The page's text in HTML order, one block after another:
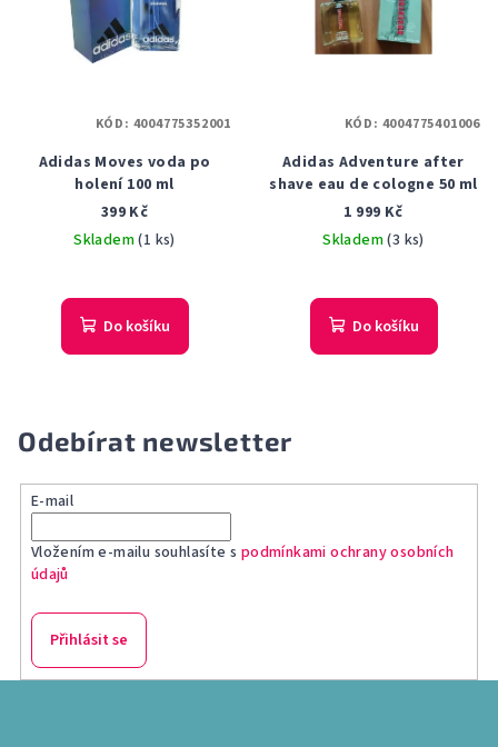
Adidas Moves voda po
holení 100 ml
399 Kč
Skladem(1 ks)
hodnocení
produktu
hvězdiček.
Do košíku
KÓD: 4004775352001
Adidas Adventure after
shave eau de cologne 50 ml
1 999 Kč
Skladem(3 ks)
Do košíku
KÓD: 4004775401006
Odebírat newsletter
E-mail
Vložením e-mailu souhlasíte s podmínkami ochrany osobních
údajů
Přihlásit se